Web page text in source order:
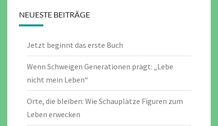
NEUESTE BEITRÄGE
Jetzt beginnt das erste Buch
Wenn Schweigen Generationen prägt: „Lebe
nicht mein Leben“
Orte, die bleiben: Wie Schauplätze Figuren zum
Leben erwecken